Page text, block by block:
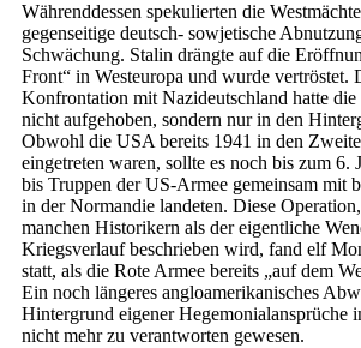
Währenddessen spekulierten die
gegenseitige deutsch- sowjetische
Schwächung. Stalin drängte auf die
Front“ in Westeuropa und wurde vertröstet.
Konfrontation mit Nazideutschland hatte die
nicht aufgehoben, sondern nur in den
Obwohl die USA bereits 1941 in den
eingetreten waren, sollte es noch bis zum 6.
bis Truppen der US-Armee gemeinsam mit
in der Normandie landeten. Diese
manchen Historikern als der eigentliche
Kriegsverlauf beschrieben wird, fand elf
statt, als die Rote Armee bereits „auf dem
Ein noch längeres angloamerikanisches
Hintergrund eigener Hegemonialansprüche
nicht mehr zu verantworten gewesen.